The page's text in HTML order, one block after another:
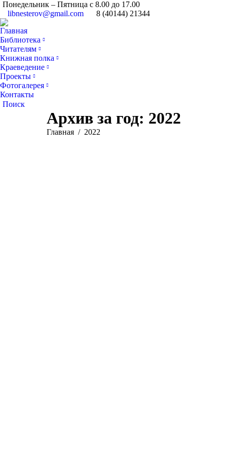
Понедельник – Пятница с 8.00 до 17.00
libnesterov@gmail.com
8 (40144) 21344
Главная
Библиотека
Читателям
Книжная полка
Краеведение
Проекты
Фотогалерея
Контакты
Поиск:
Поиск
Архив за год: 2022
Вы здесь:
Главная 2022